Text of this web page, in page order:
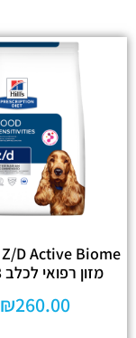
מזון רפואי לכלב 3 ק"ג
₪260.00